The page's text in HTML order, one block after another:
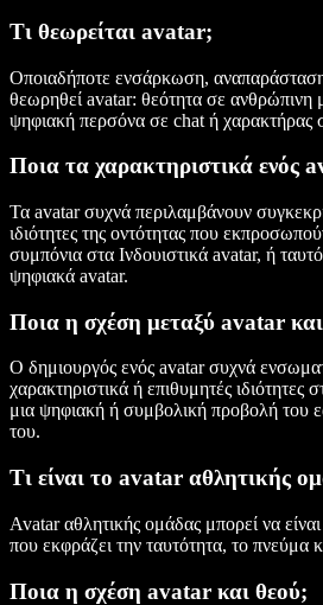
Τι θεωρείται avatar;
Οποιαδήποτε ενσάρκωση,
θεωρηθεί avatar: θεότητα σε ανθρώπινη
ψηφιακή περσόνα σε chat ή χαρακτήρας
Ποια τα χαρακτηριστικά ενός
Τα avatar συχνά περιλαμβάνουν
ιδιότητες της οντότητας που
συμπόνια στα Ινδουιστικά avatar, ή
ψηφιακά avatar.
Ποια η σχέση μεταξύ avatar
Ο δημιουργός ενός avatar συχνά
χαρακτηριστικά ή επιθυμητές ιδιότητες
μια ψηφιακή ή συμβολική προβολή του
του.
Τι είναι το avatar αθλητικής
Avatar αθλητικής ομάδας μπορεί να
που εκφράζει την ταυτότητα, το πνεύμα
Ποια η σχέση avatar και θεού;